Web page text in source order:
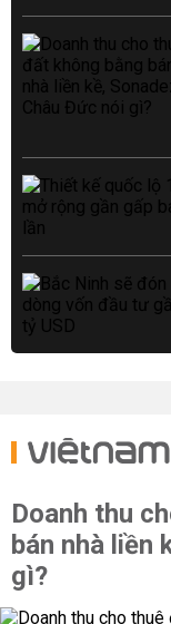
Doanh thu
bán nhà liền
gì?